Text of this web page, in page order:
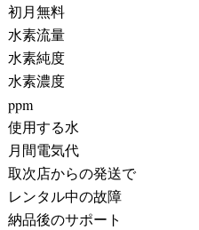
初月無料
水素流量
水素純度
水素濃度
ppm
使用する水
月間電気代
取次店からの発送で
レンタル中の故障
納品後のサポート